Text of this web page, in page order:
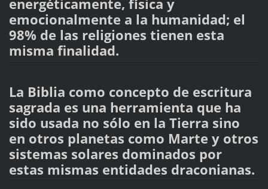
energéticamente, física y
emocionalmente a la humanidad; el
98% de las religiones tienen esta
misma finalidad.
La Biblia como concepto de escritura
sagrada es una herramienta que ha
sido usada no sólo en la Tierra sino
en otros planetas como Marte y otros
sistemas solares dominados por
estas mismas entidades draconianas.